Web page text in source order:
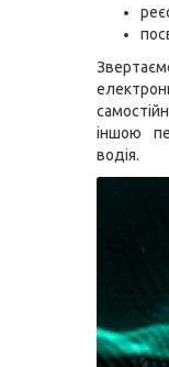
іншою
водія.